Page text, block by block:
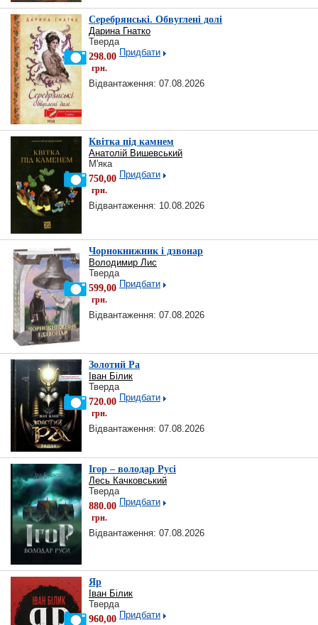
Серебрянські. Обвуглені долі
Дарина Гнатко
Тверда
298.00
грн.
Придбати
Відвантаження: 07.08.2026
Квітка під камнем
Анатолій Вишевський
М'яка
750,00
грн.
Придбати
Відвантаження: 10.08.2026
Чорнокнижник і дзвонар
Володимир Лис
Тверда
599,00
грн.
Придбати
Відвантаження: 07.08.2026
Золотий Ра
Іван Білик
Тверда
720.00
грн.
Придбати
Відвантаження: 07.08.2026
Ігор – володар Русі
Лесь Качковський
Тверда
880.00
грн.
Придбати
Відвантаження: 07.08.2026
Яр
Іван Білик
Тверда
960,00 Придбати